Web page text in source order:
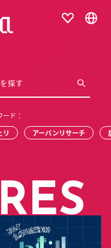
ド：
リ アーバンリサーチ